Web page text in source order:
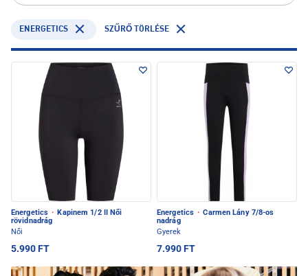
ENERGETICS SZŰRŐ TÖRLÉSE
Energetics · Kapinem 1/2 II Női
rövidnadrág
Női
5.990 FT
Energetics · Carmen Lány 7/8-os
nadrág
Gyerek
7.990 FT